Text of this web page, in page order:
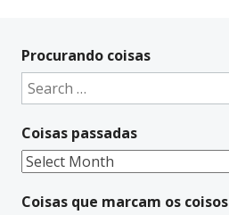
Procurando coisas
Search
for:
Coisas passadas
Coisas
Coisas que marcam os coisos